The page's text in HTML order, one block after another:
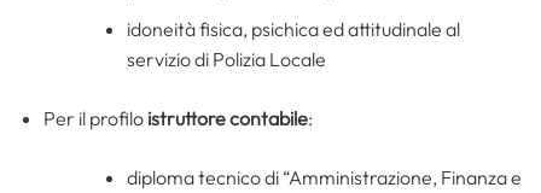
idoneità fisica, psichica ed attitudinale al
servizio di Polizia Locale
Per il profilo istruttore contabile:
diploma tecnico di “Amministrazione, Finanza e